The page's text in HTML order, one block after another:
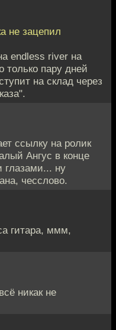
не зацепил
endless river на
только пару дней
на склад через
ссылку на ролик
Ангус в конце
глазами... ну
чесслово.
гитара, ммм,
никак не